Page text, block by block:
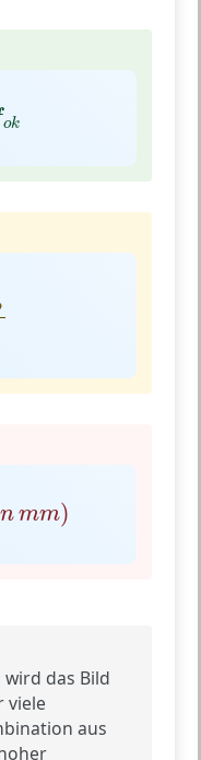
ok
nmm)
mm)
das Bild
viele
aus